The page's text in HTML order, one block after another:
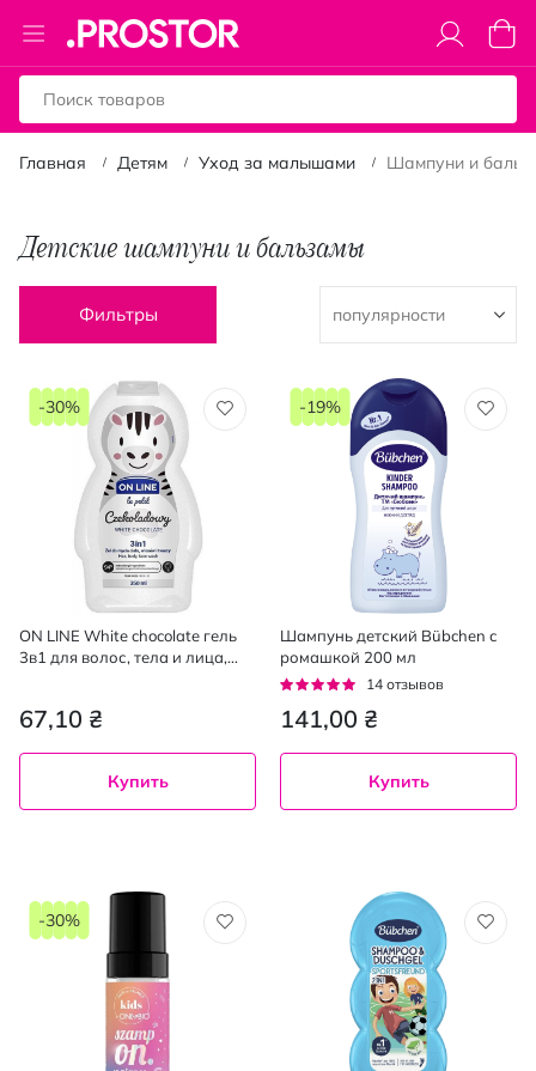
Toggle
Nav
Моя
Главная Детям Уход за малышами Шампуни и
Детские шампуни и бальзамы
Фильтры
ON LINE White chocolate гель
3в1 для волос, тела и лица,
67,10 ₴
-30%
Купить
Шампунь детский Bübchen с
ромашкой 200 мл
Рейтинг:
14 отзывов
141,00 ₴
-19%
Купить
-30%